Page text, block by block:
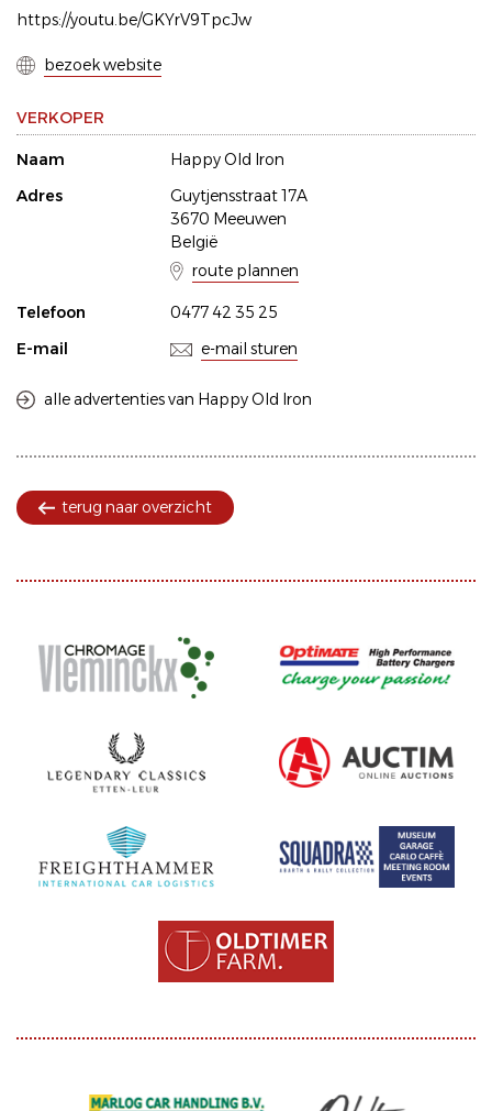
https://youtu.be/GKYrV9TpcJw
bezoek website
VERKOPER
Naam
Happy Old Iron
Adres
Guytjensstraat 17A
3670 Meeuwen
België
route plannen
Telefoon
0477 42 35 25
E-mail
e-mail sturen
alle advertenties van Happy Old Iron
terug naar overzicht